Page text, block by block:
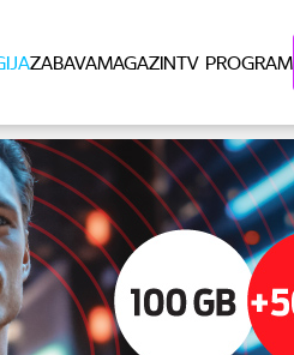
ZABAVAMAGAZINTV PROGRAM